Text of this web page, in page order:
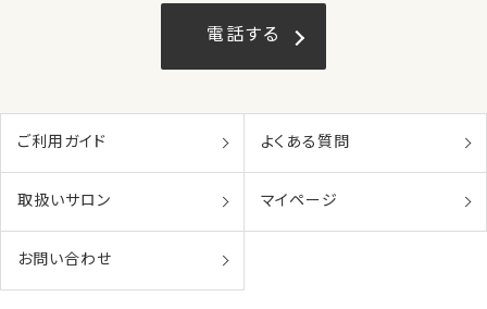
電話する
ご利用ガイド よくある質問
取扱いサロン マイページ
お問い合わせ